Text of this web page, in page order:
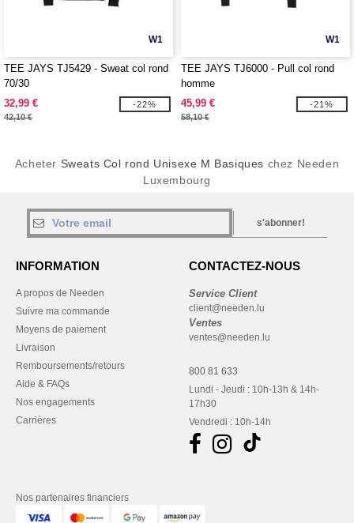
W1
TEE JAYS TJ5429 - Sweat col rond
70/30
32,99 €
42,10 €
-22%
W1
TEE JAYS TJ6000 - Pull col rond
homme
45,99 €
58,10 €
-21%
Acheter Sweats Col rond Unisexe M Basiques chez Needen
Luxembourg
s'abonner!
INFORMATION
A propos de Needen
Suivre ma commande
Moyens de paiement
Livraison
Remboursements/retours
Aide & FAQs
Nos engagements
Carrières
CONTACTEZ-NOUS
Service Client
client@needen.lu
Ventes
ventes@needen.lu
800 81 633
Lundi - Jeudi : 10h-13h & 14h-
17h30
Vendredi : 10h-14h
Nos partenaires financiers